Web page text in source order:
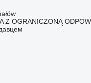
Z OGRANICZONĄ